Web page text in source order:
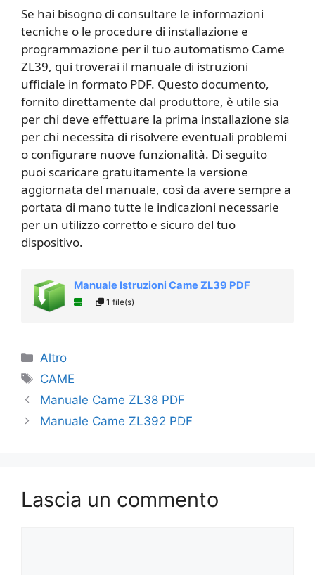
Se hai bisogno di consultare le informazioni
tecniche o le procedure di installazione e
programmazione per il tuo automatismo Came
ZL39, qui troverai il manuale di istruzioni
ufficiale in formato PDF. Questo documento,
fornito direttamente dal produttore, è utile sia
per chi deve effettuare la prima installazione sia
per chi necessita di risolvere eventuali problemi
o configurare nuove funzionalità. Di seguito
puoi scaricare gratuitamente la versione
aggiornata del manuale, così da avere sempre a
portata di mano tutte le indicazioni necessarie
per un utilizzo corretto e sicuro del tuo
dispositivo.
Manuale Istruzioni Came ZL39 PDF
1 file(s)
Categorie
Altro
Tag
CAME
Manuale Came ZL38 PDF
Manuale Came ZL392 PDF
Lascia un commento